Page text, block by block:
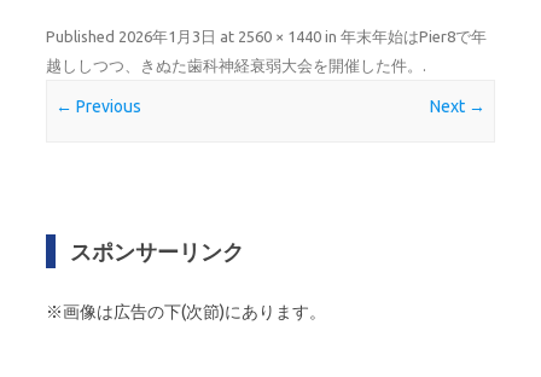
Published 2026年1月3日 at 2560 × 1440 in 年末年始はPier8で年
越ししつつ、きぬた歯科神経衰弱大会を開催した件。 .
← Previous Next →
スポンサーリンク
※画像は広告の下(次節)にあります。